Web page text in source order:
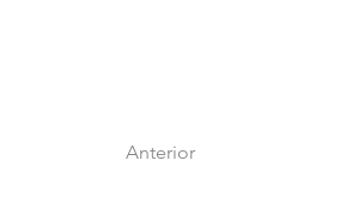
Anterior